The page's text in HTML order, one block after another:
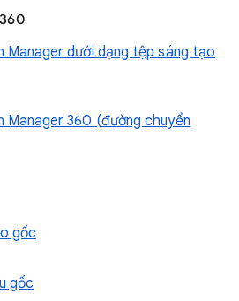
Manager dưới dạng tệp sáng tạo
Manager 360 (đường chuyển
gốc
gốc